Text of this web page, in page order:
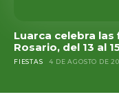
Luarca celebra
Rosario, del 13 al
FIESTAS 4 DE AGOSTO DE